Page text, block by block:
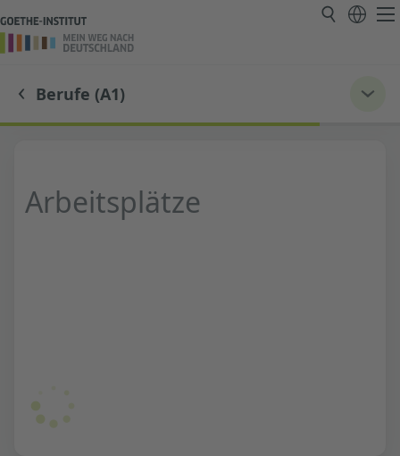
Berufe (A1)
Arbeitsplätze